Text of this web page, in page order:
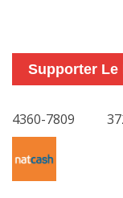
Supporter Le
4360-7809